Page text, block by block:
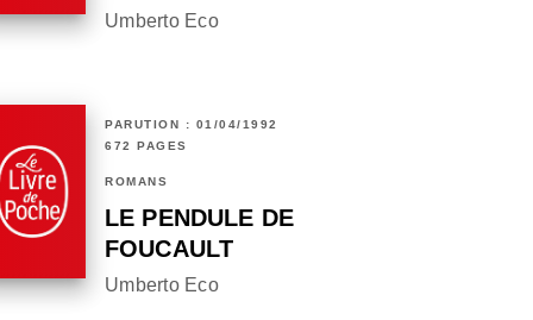
Umberto Eco
PARUTION : 01/04/1992
672 PAGES
ROMANS
LE PENDULE DE
FOUCAULT
Umberto Eco